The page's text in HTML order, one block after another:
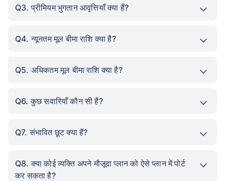
Q3. प्रीमियम भुगतान आवृत्तियाँ क्या हैं?
Q4. न्यूनतम मूल बीमा राशि क्या है?
Q5. अधिकतम मूल बीमा राशि क्या है?
Q6. कुछ सवारियाँ कौन सी हैं?
Q7. संभावित छूट क्या हैं?
Q8. क्या कोई व्यक्ति अपने मौजूदा प्लान को ऐसे प्लान में पोर्ट
कर सकता है?